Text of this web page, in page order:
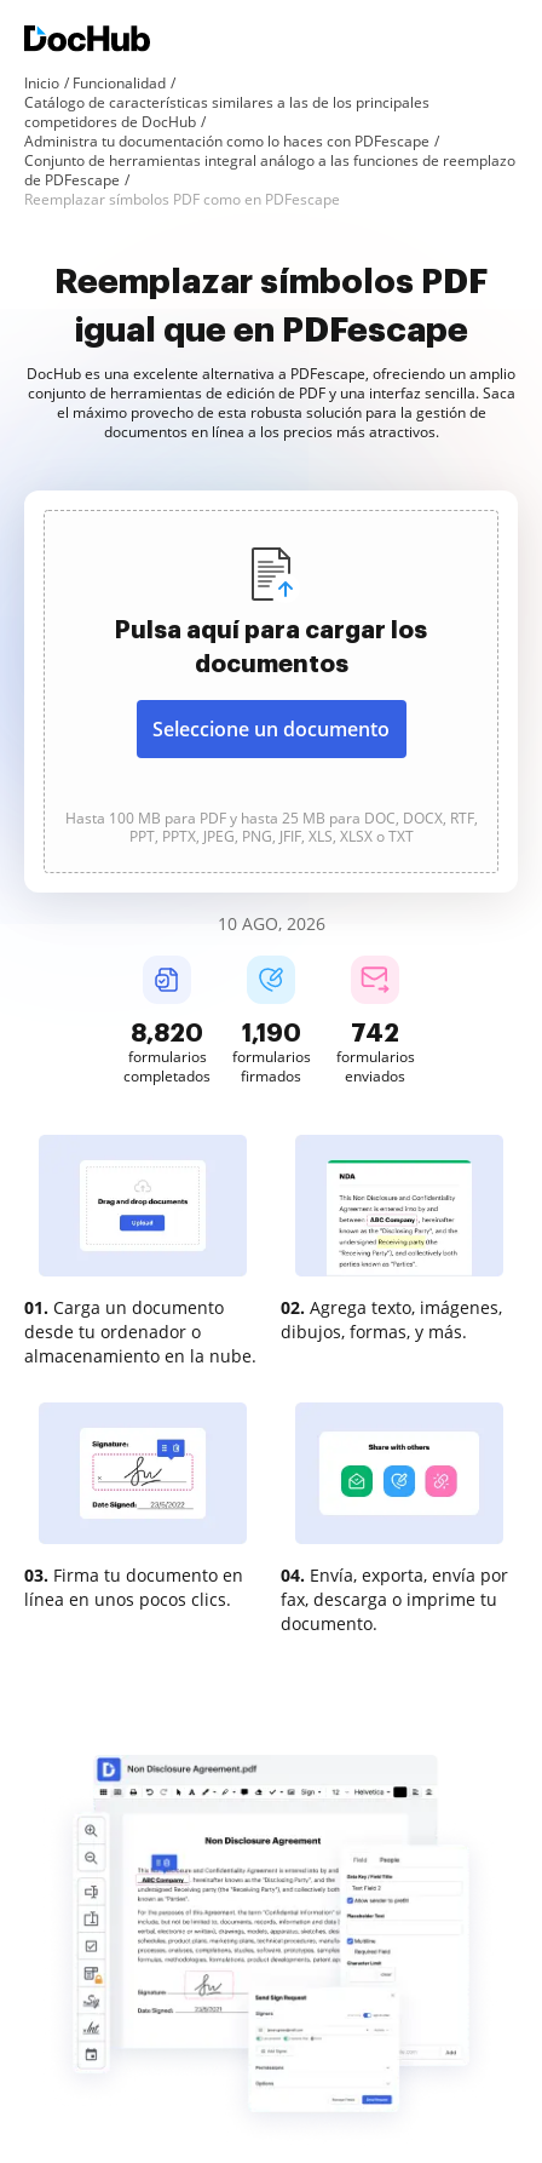
Inicio
Funcionalidad
Catálogo de características similares a las de los principales
competidores de DocHub
Administra tu documentación como lo haces con PDFescape
Conjunto de herramientas integral análogo a las funciones de reemplazo
de PDFescape
Reemplazar símbolos PDF como en PDFescape
Reemplazar símbolos PDF
igual que en PDFescape
DocHub es una excelente alternativa a PDFescape, ofreciendo un amplio
conjunto de herramientas de edición de PDF y una interfaz sencilla. Saca
el máximo provecho de esta robusta solución para la gestión de
documentos en línea a los precios más atractivos.
Pulsa aquí para cargar los
documentos
Seleccione un documento
Hasta 100 MB para PDF y hasta 25 MB para DOC, DOCX, RTF,
PPT, PPTX, JPEG, PNG, JFIF, XLS, XLSX o TXT
10 AGO, 2026
8,821
formularios
completados
1,190
formularios
firmados
742
formularios
enviados
01. Carga un documento
desde tu ordenador o
almacenamiento en la nube.
02. Agrega texto, imágenes,
dibujos, formas, y más.
03. Firma tu documento en
línea en unos pocos clics.
04. Envía, exporta, envía por
fax, descarga o imprime tu
documento.